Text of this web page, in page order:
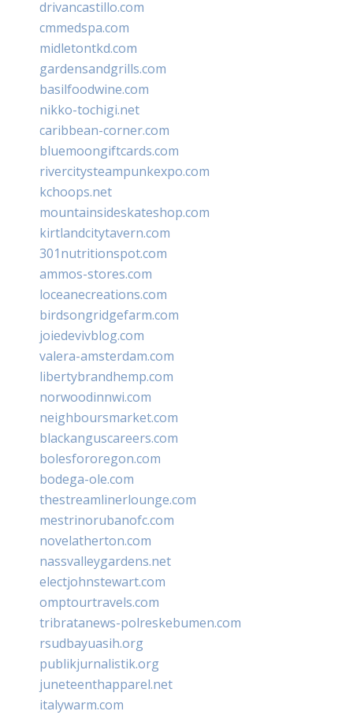
drivancastillo.com
cmmedspa.com
midletontkd.com
gardensandgrills.com
basilfoodwine.com
nikko-tochigi.net
caribbean-corner.com
bluemoongiftcards.com
rivercitysteampunkexpo.com
kchoops.net
mountainsideskateshop.com
kirtlandcitytavern.com
301nutritionspot.com
ammos-stores.com
loceanecreations.com
birdsongridgefarm.com
joiedevivblog.com
valera-amsterdam.com
libertybrandhemp.com
norwoodinnwi.com
neighboursmarket.com
blackanguscareers.com
bolesfororegon.com
bodega-ole.com
thestreamlinerlounge.com
mestrinorubanofc.com
novelatherton.com
nassvalleygardens.net
electjohnstewart.com
omptourtravels.com
tribratanews-polreskebumen.com
rsudbayuasih.org
publikjurnalistik.org
juneteenthapparel.net
italywarm.com